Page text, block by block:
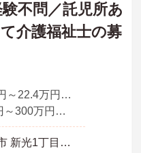
験不問／託児所あ
介護福祉士の募
月収 20.4万円～22.4万円程度※諸手当込
年収 288万円～300万円程度
北海道 小樽市 新光1丁目21番5号